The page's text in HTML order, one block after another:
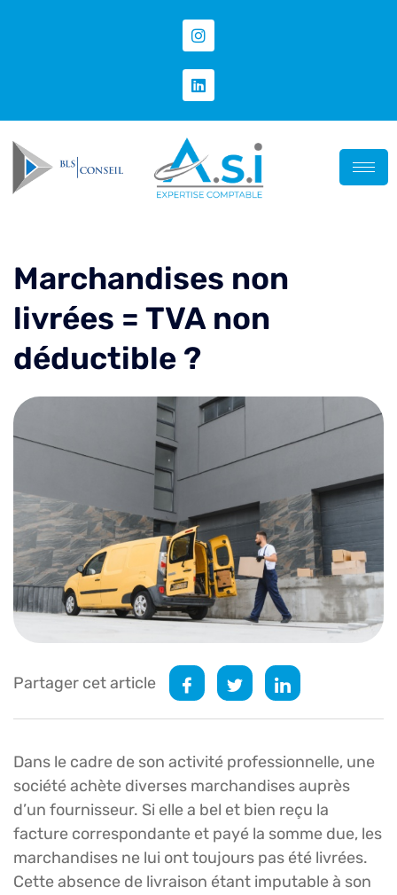
Marchandises non
livrées = TVA non
déductible ?
Partager cet article
Dans le cadre de son activité professionnelle, une
société achète diverses marchandises auprès
d’un fournisseur. Si elle a bel et bien reçu la
facture correspondante et payé la somme due, les
marchandises ne lui ont toujours pas été livrées.
Cette absence de livraison étant imputable à son